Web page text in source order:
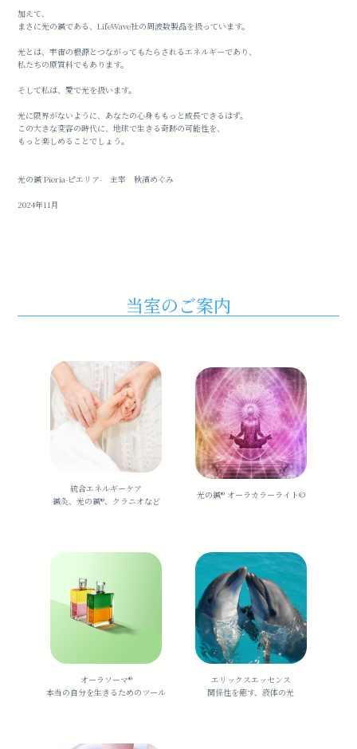
加えて、
まさに光の鍼である、LifeWave社の周波数製品を扱っています。
光とは、宇宙の根源とつながってもたらされるエネルギーであり、
私たちの原質料でもあります。
そして私は、愛で光を扱います。
光に限界がないように、あなたの心身ももっと成長できるはず。
この大きな変容の時代に、地球で生きる奇跡の可能性を、
もっと楽しめることでしょう。
光の鍼 Pieria-ピエリア- 主宰 秋濱めぐみ
2024年11月
当室のご案内
統合エネルギーケア
鍼灸、光の鍼®︎、クラニオなど
光の鍼®️ オーラカラーライト©︎
オーラソーマ®️
本当の自分を生きるためのツール
エリックスエッセンス
関係性を癒す、液体の光